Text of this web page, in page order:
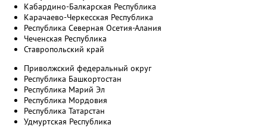
Кабардино-Балкарская Республика
Карачаево-Черкесская Республика
Республика Северная Осетия-Алания
Чеченская Республика
Ставропольский край
Приволжский федеральный округ
Республика Башкортостан
Республика Марий Эл
Республика Мордовия
Республика Татарстан
Удмуртская Республика